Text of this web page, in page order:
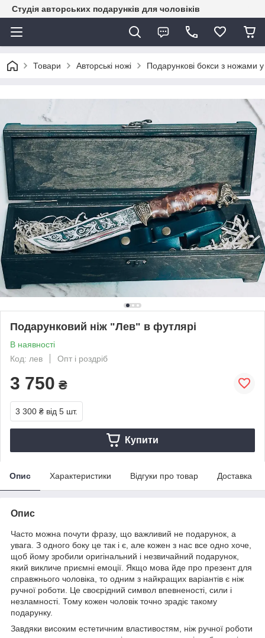
Студія авторських подарунків для чоловіків
Товари Авторські ножі Подарункові бокси з ножами
Подарунковий ніж "Лев" в футлярі
В наявності
Код: лев
Опт і роздріб
3 750 ₴
3 300 ₴ від 5 шт.
Купити
Опис Характеристики Відгуки про товар Доставка
Опис
Часто можна почути фразу, що важливий не подарунок, а
увага. З одного боку це так і є, але кожен з нас все одно хоче,
щоб йому зробили оригінальний і незвичайний подарунок,
який викличе приємні емоції. Якщо мова йде про презент для
справжнього чоловіка, то одним з найкращих варіантів є ніж
ручної роботи. Це своєрідний символ впевненості, сили і
незламності. Тому кожен чоловік точно зрадіє такому
подарунку.
Завдяки високим естетичним властивостям, ніж ручної роботи